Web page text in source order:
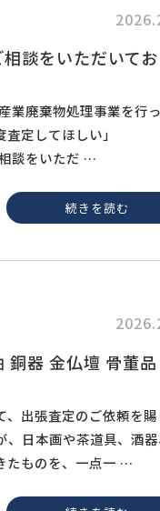
談をいただいてお
業廃棄物処理事業を行
査定してほしい」
談をいただ …
続きを読む
銅器 金仏壇 骨董
出張査定のご依頼を賜
日本画や茶道具、酒
たものを、一点一 …